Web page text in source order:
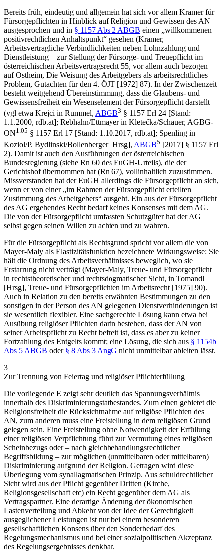
Bereits früh, eindeutig und allgemein hat sich vor allem Kramerfür
Fürsorgepflichten in Hinblick auf Religion und Gewissen des AN
ausgesprochen und in § 1157 Abs 2 ABGB einen „willkommenen
positivrechtlichen Anhaltspunkt“ gesehen (Kramer,
Arbeitsvertragliche Verbindlichkeiten neben Lohnzahlung und
Dienstleistung – zur Stellung der Fürsorge- und Treuepflicht im
österreichischen Arbeitsvertragsrecht 55, vor allem auch bezogen
aufOstheim, Die Weisung des Arbeitgebers als arbeitsrechtliches
Problem, Gutachten für den 4. ÖJT [1972] 87). In der Zwischenzeit
besteht weitgehend Übereinstimmung, dass die Glaubens- und
Gewissensfreiheit ein Wesenselement der Fürsorgepflicht darstellt
(vgl etwa Krejci in Rummel, ABGB3 § 1157 Erl 24 [Stand:
1.1.2000, rdb.at]; Rebhahn/Ettmayerin Kletečka/Schauer, AGBG-
ON1.05 § 1157 Erl 17 [Stand: 1.10.2017, rdb.at]; Spenling in
Koziol/P. Bydlinski/Bollenberger[Hrsg], ABGB5 [2017] § 1157 Erl
2). Damit ist auch den Ausführungen der österreichischen
Bundesregierung (siehe Rn 60 des EuGH-Urteils), die der
Gerichtshof übernommen hat (Rn 67), vollinhaltlich zuzustimmen.
Missverstanden hat der EuGH allerdings die Fürsorgepflicht an sich,
wenn er von einer „im Rahmen der Fürsorgepflicht erteilten
Zustimmung des Arbeitgebers“ ausgeht. Ein aus der Fürsorgepflicht
des AG ergehendes Recht bedarf keines Konsenses mit dem AG.
Die von der Fürsorgepflicht umfassten Schutzgüter hat der AG
selbst gegen seinen Willen zu achten und zu wahren.
Für die Fürsorgepflicht als Rechtsgrund spricht vor allem die von
Mayer-Maly als Elastizitätsfunktion bezeichnete Wirkungsweise: Sie
hält die Ordnung des Arbeitsverhältnisses beweglich, wo sie
Erstarrung nicht verträgt (Mayer-Maly, Treue- und Fürsorgepflicht
in rechtstheoretischer und rechtsdogmatischer Sicht, in Tomandl
[Hrsg], Treue- und Fürsorgepflichten im Arbeitsrecht [1975] 90).
Auch in Relation zu den bereits erwähnten Bestimmungen zu den
sonstigen in der Person des AN gelegenen Dienstverhinderungen ist
sie wesentlich flexibler. Eine sachgerechte Lösung kann etwa bei
Ausübung religiöser Pflichten darin bestehen, dass der AN von
seiner Arbeitspflicht zu Recht befreit ist, dass es aber zu keiner
Fortzahlung des Entgelts kommt; eine Lösung, die sich aus § 1154b
Abs 5 ABGB oder § 8 Abs 3 AngG nicht unmittelbar ableiten lässt.
3
Zur Trennung von Feiertag und religiöser Pflichterfüllung
Die vorliegende E zeigt sehr deutlich das Spannungsverhältnis
innerhalb des Diskriminierungstatbestandes. Zum einen gebietet die
Religionsfreiheit die Rücksichtnahme auf religiöse Pflichten des
AN, zum anderen muss eine Freistellung in dem religiösen Grund
gelegen sein. Eine Freistellung ohne Notwendigkeit der Erfüllung
einer religiösen Verpflichtung führt zur Vermutung eines religiösen
Scheinbezugs oder – nach gleichbehandlungsrechtlicher
Begriffsbildung – zur möglichen (unmittelbaren oder mittelbaren)
Diskriminierung aufgrund der Religion. Getragen wird diese
Überlegung vom synallagmatischen Prinzip. Aus schuldrechtlicher
Sicht wird aus der Pflicht gegenüber Dritten (Kirche,
Religionsgesellschaft etc) ein Recht gegenüber dem AG als
Vertragspartner. Eine derartige Änderung der ökonomischen
Lastenverteilung und Abkehr von der Idee der Gerechtigkeit
ausgeglichener Leistungen ist nur bei einem besonderen
gesellschaftlichen Konsens über den Sonderbedarf des
Regelungsmechanismus und bei einer sozialpolitischen Akzeptanz
des Regelungsergebnisses denkbar.